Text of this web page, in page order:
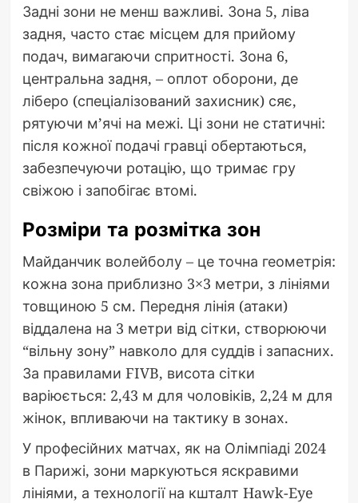
Задні зони не менш важливі. Зона 5, ліва
задня, часто стає місцем для прийому
подач, вимагаючи спритності. Зона 6,
центральна задня, – оплот оборони, де
ліберо (спеціалізований захисник) сяє,
рятуючи м’ячі на межі. Ці зони не статичні:
після кожної подачі гравці обертаються,
забезпечуючи ротацію, що тримає гру
свіжою і запобігає втомі.
Розміри та розмітка зон
Майданчик волейболу – це точна геометрія:
кожна зона приблизно 3×3 метри, з лініями
товщиною 5 см. Передня лінія (атаки)
віддалена на 3 метри від сітки, створюючи
“вільну зону” навколо для суддів і запасних.
За правилами FIVB, висота сітки
варіюється: 2,43 м для чоловіків, 2,24 м для
жінок, впливаючи на тактику в зонах.
У професійних матчах, як на Олімпіаді 2024
в Парижі, зони маркуються яскравими
лініями, а технології на кшталт Hawk-Eye